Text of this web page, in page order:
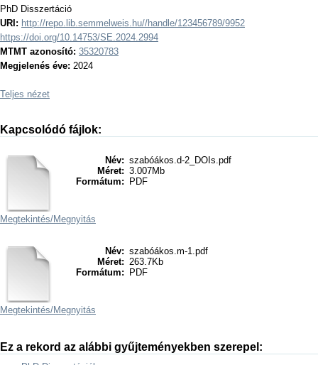
PhD Disszertáció
URI: http://repo.lib.semmelweis.hu//handle/123456789/9952
https://doi.org/10.14753/SE.2024.2994
MTMT azonosító: 35320783
Megjelenés éve: 2024
Teljes nézet
Kapcsolódó fájlok:
Név: szabóákos.d-2_DOIs.pdf
Méret: 3.007Mb
Formátum:
PDF
Megtekintés/Megnyitás
Név: szabóákos.m-1.pdf
Méret: 263.7Kb
Formátum:
PDF
Megtekintés/Megnyitás
Ez a rekord az alábbi gyűjteményekben szerepel: